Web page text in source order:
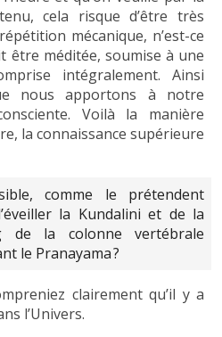
cela risque d’être très
mécanique, n’est-ce
être méditée, soumise à une
intégralement. Ainsi
nous apportons à notre
Voilà la manière
la connaissance supérieure
comme le prétendent
la Kundalini et de la
la colonne vertébrale
le Pranayama ?
clairement qu’il y a
l’Univers.